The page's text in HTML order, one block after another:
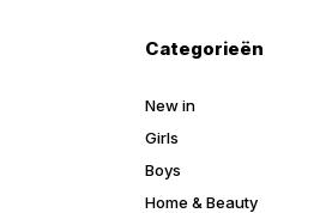
Categorieën
New in
Girls
Boys
Home & Beauty